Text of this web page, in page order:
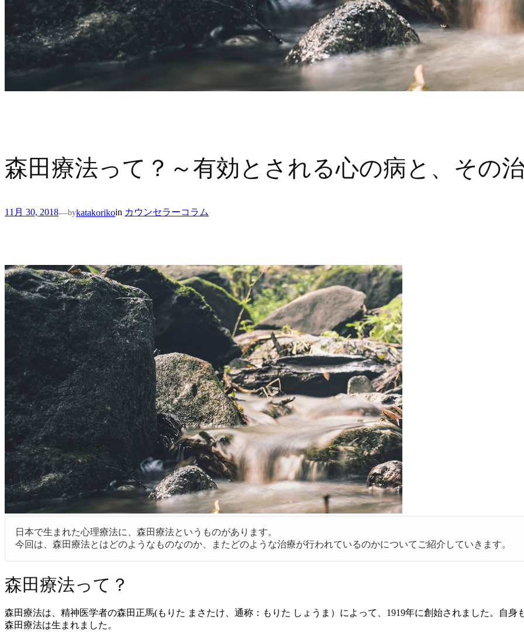
森田療法って？～有効とされる心の病と、その
11月 30, 2018—bykatakorikoin カウンセラーコラム
日本で生まれた心理療法に、森田療法というものがあります。
今回は、森田療法とはどのようなものなのか、またどのような治療が行われているのかについてご紹介していきます。
森田療法って？
森田療法は、精神医学者の森田正馬(もりた まさたけ、通称：もりた しょうま）によって、1919年に創始されました。自
森田療法は生まれました。